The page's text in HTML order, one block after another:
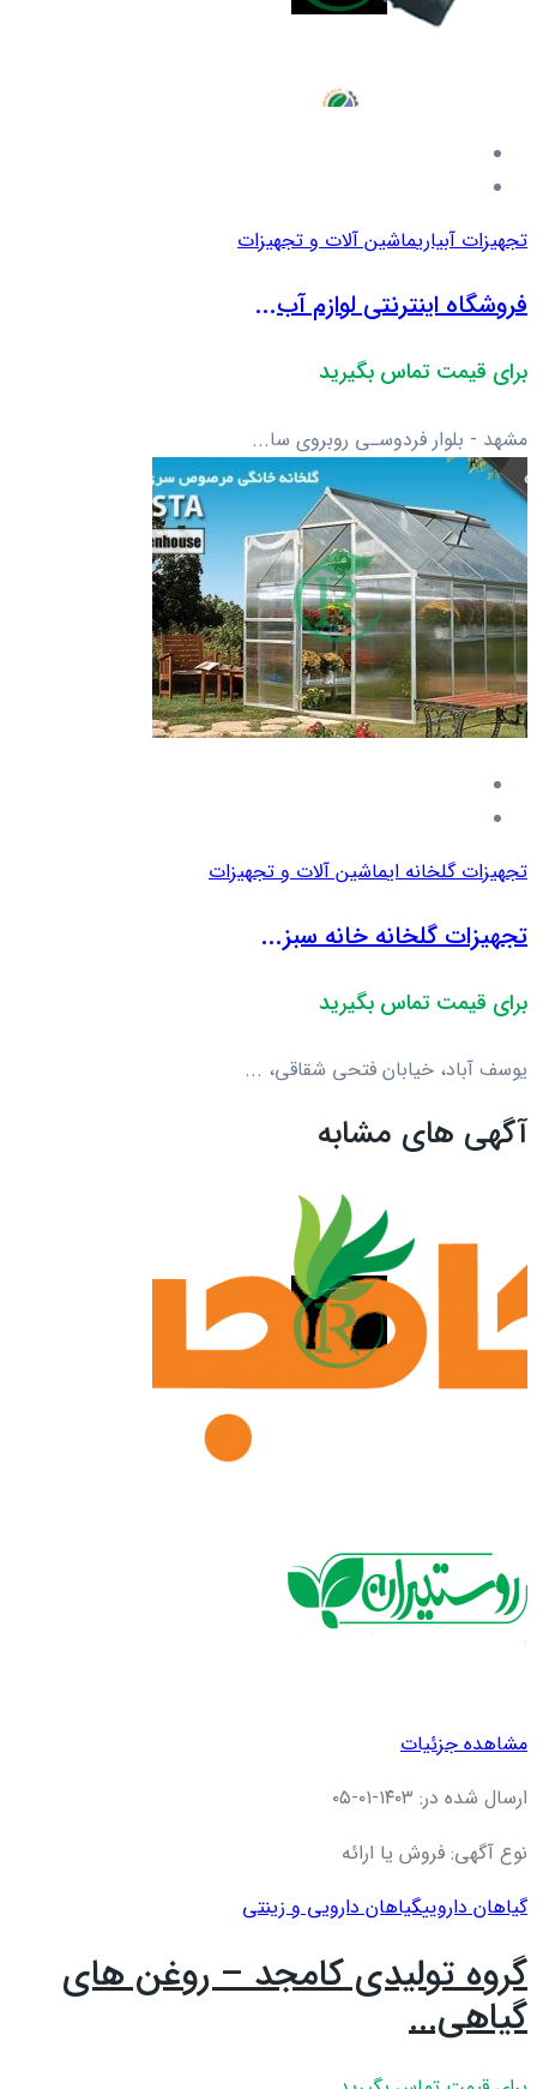
تجهیزات آبیاریماشین آلات و تجهیزات
فروشگاه اینترنتی لوازم آب...
برای قیمت تماس بگیرید
مشهد - بلوار فردوسـی روبروی سا...
تجهیزات گلخانه ایماشین آلات و تجهیزات
تجهیزات گلخانه خانه سبز...
برای قیمت تماس بگیرید
یوسف آباد، خیابان فتحی شقاقی، ...
آگهی های مشابه
مشاهده جزئیات
ارسال شده در: ۱۴۰۳-۰۱-۰۵
نوع آگهی: فروش یا ارائه
گیاهان داروییگیاهان دارویی و زینتی
گروه تولیدی کامجد – روغن های
گیاهی...